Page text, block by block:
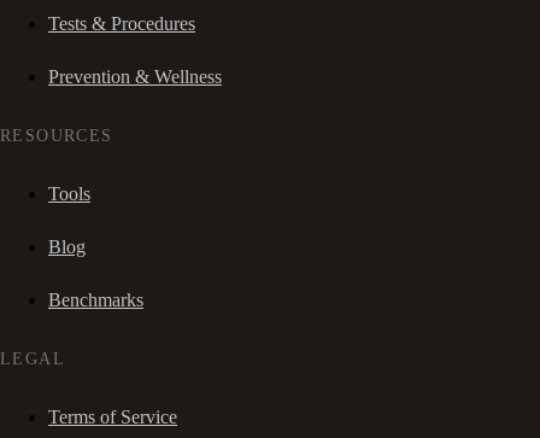
Tests & Procedures
Prevention & Wellness
RESOURCES
Tools
Blog
Benchmarks
LEGAL
Terms of Service